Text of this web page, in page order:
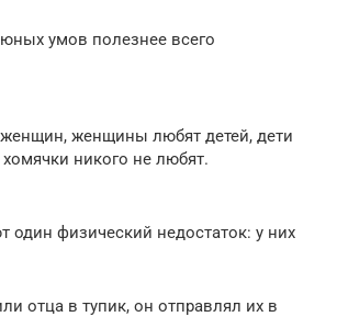
умов полезнее всего
женщины любят детей, дети
никого не любят.
один физический недостаток: у них
отца в тупик, он отправлял их в